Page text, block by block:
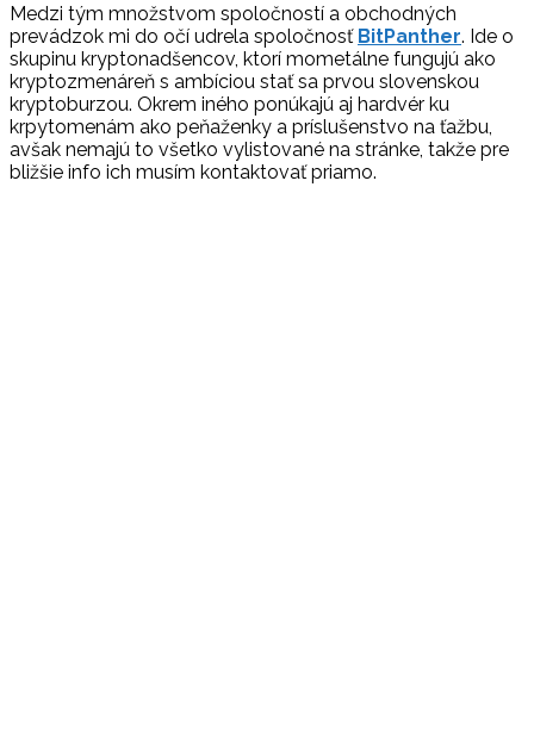
Medzi tým množstvom spoločností a obchodných
prevádzok mi do očí udrela spoločnosť BitPanther. Ide o
skupinu kryptonadšencov, ktorí mometálne fungujú ako
kryptozmenáreň s ambíciou stať sa prvou slovenskou
kryptoburzou. Okrem iného ponúkajú aj hardvér ku
krpytomenám ako peňaženky a príslušenstvo na ťažbu,
avšak nemajú to všetko vylistované na stránke, takže pre
bližšie info ich musím kontaktovať priamo.